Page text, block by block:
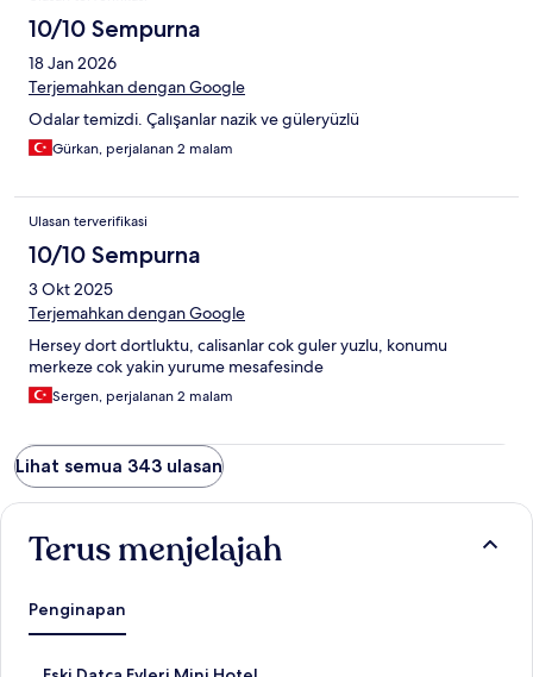
10/10 Sempurna
18 Jan 2026
Terjemahkan dengan Google
Odalar temizdi. Çalışanlar nazik ve güleryüzlü
Gürkan, perjalanan 2 malam
Ulasan terverifikasi
10/10 Sempurna
3 Okt 2025
Terjemahkan dengan Google
Hersey dort dortluktu, calisanlar cok guler yuzlu, konumu
merkeze cok yakin yurume mesafesinde
Sergen, perjalanan 2 malam
Lihat semua 343 ulasan
Terus menjelajah
Penginapan